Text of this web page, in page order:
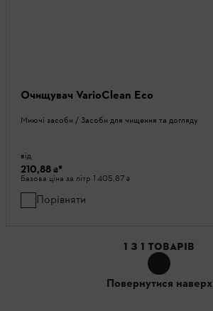
Очищувач VarioClean Eco
Миючі засоби / Засоби для чищення та догляду
від
210,88 ₴*
Базова ціна за літр 1 405,87 ₴
Порівняти
1 З 1 ТОВАРІВ
Повернутися наверх